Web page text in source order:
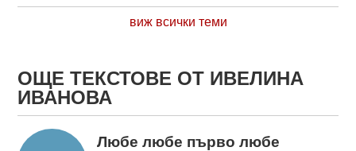
виж всички теми
ОЩЕ ТЕКСТОВЕ ОТ ИВЕЛИНА
ИВАНОВА
Любе любе първо любе